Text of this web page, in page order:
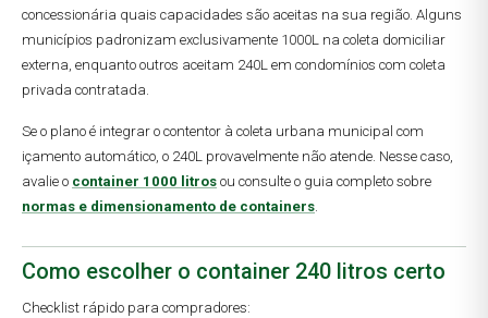
concessionária quais capacidades são aceitas na sua região. Alguns
municípios padronizam exclusivamente 1000L na coleta domiciliar
externa, enquanto outros aceitam 240L em condomínios com coleta
privada contratada.
Se o plano é integrar o contentor à coleta urbana municipal com
içamento automático, o 240L provavelmente não atende. Nesse caso,
avalie o container 1000 litros ou consulte o guia completo sobre
normas e dimensionamento de containers.
Como escolher o container 240 litros certo
Checklist rápido para compradores: